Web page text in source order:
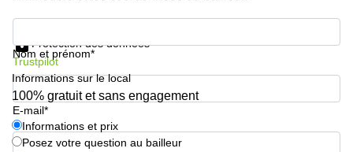
Nom et prénom*
E-mail*
Protection des données
Trustpilot
Informations sur le local
100% gratuit et sans engagement
Informations et prix
Posez votre question au bailleur